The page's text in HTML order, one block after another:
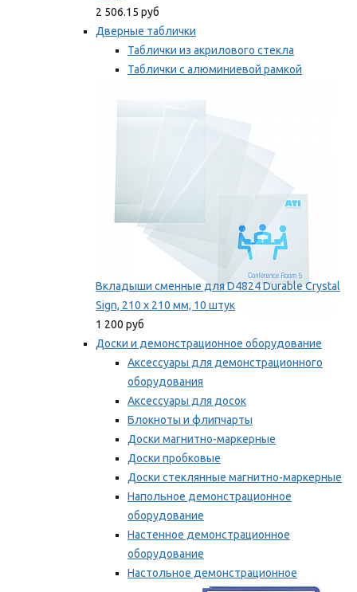
2 506.15 руб
Дверные таблички
Таблички из акрилового стекла
Таблички с алюминиевой рамкой
Вкладыши сменные для D4824 Durable Crystal
Sign, 210 x 210 мм, 10 штук
1 200 руб
Доски и демонстрационное оборудование
Аксессуары для демонстрационного
оборудования
Аксессуары для досок
Блокноты и флипчарты
Доски магнитно-маркерные
Доски пробковые
Доски стеклянные магнитно-маркерные
Напольное демонстрационное
оборудование
Настенное демонстрационное
оборудование
Настольное демонстрационное